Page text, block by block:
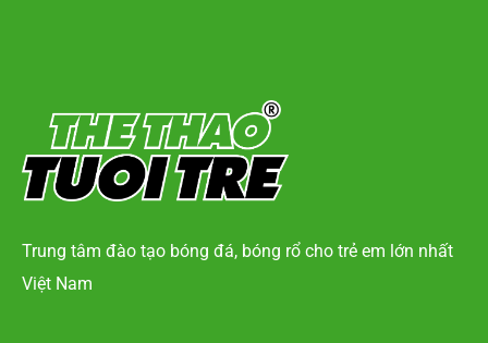
Trung tâm đào tạo bóng đá, bóng rổ cho trẻ em lớn nhất
Việt Nam